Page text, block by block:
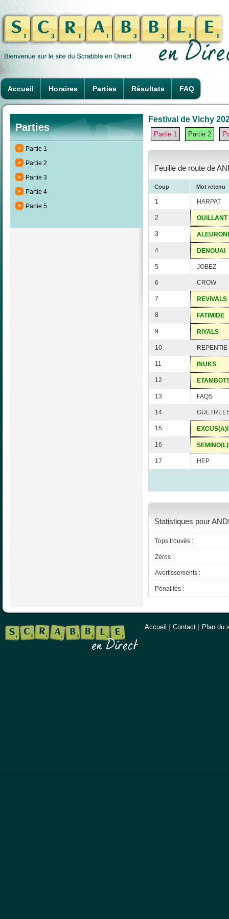
Accueil Horaires Parties Résultats FAQ
Parties
Partie 1
Partie 2
Partie 3
Partie 4
Partie 5
Festival de Vichy
Partie 1 Partie 2
Feuille de route de
Coup Mot retenu
1 HARPAT
2 OUILLANT
3
4 DENOUAI
5 JOBEZ
6 CROW
7 REVIVALS
8 FATIMIDE
9 RIYALS
10 REPENTIE
11 INUKS
12
13 FAQS
14
15 EXCUS(A)I
16
17 HEP
Statistiques pour
Tops trouvés :
Zéros :
Avertissements :
Pénalités :
Accueil Contact Plan du